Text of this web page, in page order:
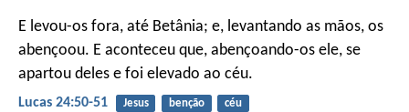
E levou-os fora, até Betânia; e, levantando as mãos, os
abençoou. E aconteceu que, abençoando-os ele, se
apartou deles e foi elevado ao céu.
Lucas 24:50-51 Jesus benção céu